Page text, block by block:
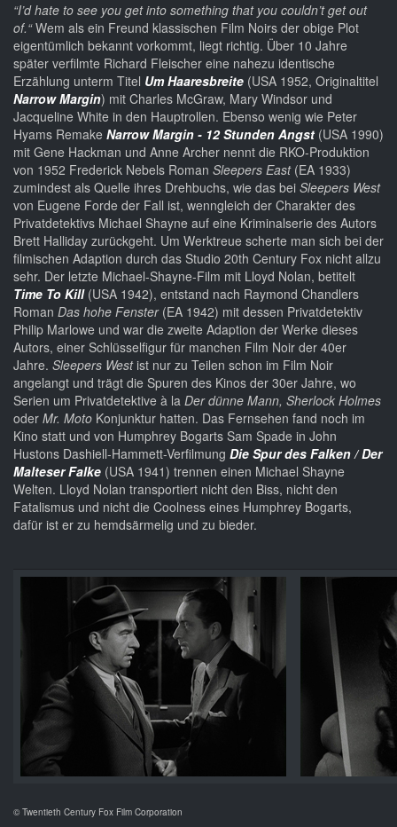
“I’d hate to see you get into something that you couldn’t get out
of.“Wem als ein Freund klassischen Film Noirs der obige Plot
eigentümlich bekannt vorkommt, liegt richtig. Über 10 Jahre
später verfilmte Richard Fleischer eine nahezu identische
Erzählung unterm Titel Um Haaresbreite (USA 1952, Originaltitel
Narrow Margin) mit Charles McGraw, Mary Windsor und
Jacqueline White in den Hauptrollen. Ebenso wenig wie Peter
Hyams Remake Narrow Margin - 12 Stunden Angst (USA 1990)
mit Gene Hackman und Anne Archer nennt die RKO-Produktion
von 1952 Frederick Nebels Roman Sleepers East(EA 1933)
zumindest als Quelle ihres Drehbuchs, wie das bei Sleepers West
von Eugene Forde der Fall ist, wenngleich der Charakter des
Privatdetektivs Michael Shayne auf eine Kriminalserie des Autors
Brett Halliday zurückgeht. Um Werktreue scherte man sich bei der
filmischen Adaption durch das Studio 20th Century Fox nicht allzu
sehr. Der letzte Michael-Shayne-Film mit Lloyd Nolan, betitelt
Time To Kill (USA 1942), entstand nach Raymond Chandlers
Roman Das hohe Fenster(EA 1942) mit dessen Privatdetektiv
Philip Marlowe und war die zweite Adaption der Werke dieses
Autors, einer Schlüsselfigur für manchen Film Noir der 40er
Jahre. Sleepers Westist nur zu Teilen schon im Film Noir
angelangt und trägt die Spuren des Kinos der 30er Jahre, wo
Serien um Privatdetektive à la Der dünne Mann, Sherlock Holmes
oder Mr. Moto Konjunktur hatten. Das Fernsehen fand noch im
Kino statt und von Humphrey Bogarts Sam Spade in John
Hustons Dashiell-Hammett-Verfilmung Die Spur des Falken / Der
Malteser Falke (USA 1941) trennen einen Michael Shayne
Welten. Lloyd Nolan transportiert nicht den Biss, nicht den
Fatalismus und nicht die Coolness eines Humphrey Bogarts,
dafür ist er zu hemdsärmelig und zu bieder.
© Twentieth Century Fox Film Corporation